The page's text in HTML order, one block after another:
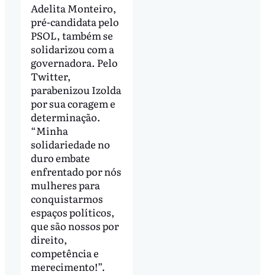
Adelita Monteiro,
pré-candidata pelo
PSOL, também se
solidarizou com a
governadora. Pelo
Twitter,
parabenizou Izolda
por sua coragem e
determinação.
“Minha
solidariedade no
duro embate
enfrentado por nós
mulheres para
conquistarmos
espaços políticos,
que são nossos por
direito,
competência e
merecimento!”.